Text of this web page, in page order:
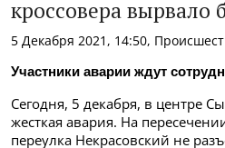
кроссовера вырвало
5 Декабря 2021, 14:50,
Участники аварии ждут
Сегодня, 5 декабря, в центре
жесткая авария. На
переулка Некрасовский не